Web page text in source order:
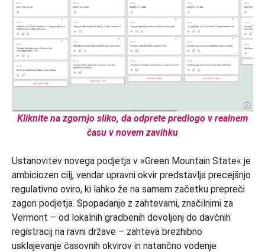
Kliknite na zgornjo sliko, da odprete predlogo v realnem
času v novem zavihku
Ustanovitev novega podjetja v »Green Mountain State« je
ambiciozen cilj, vendar upravni okvir predstavlja precejšnjo
regulativno oviro, ki lahko že na samem začetku prepreči
zagon podjetja. Spopadanje z zahtevami, značilnimi za
Vermont – od lokalnih gradbenih dovoljenj do davčnih
registracij na ravni države – zahteva brezhibno
usklajevanje časovnih okvirov in natančno vodenje